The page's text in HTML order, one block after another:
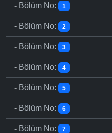
- Bölüm No: 1
- Bölüm No: 2
- Bölüm No: 3
- Bölüm No: 4
- Bölüm No: 5
- Bölüm No: 6
- Bölüm No: 7